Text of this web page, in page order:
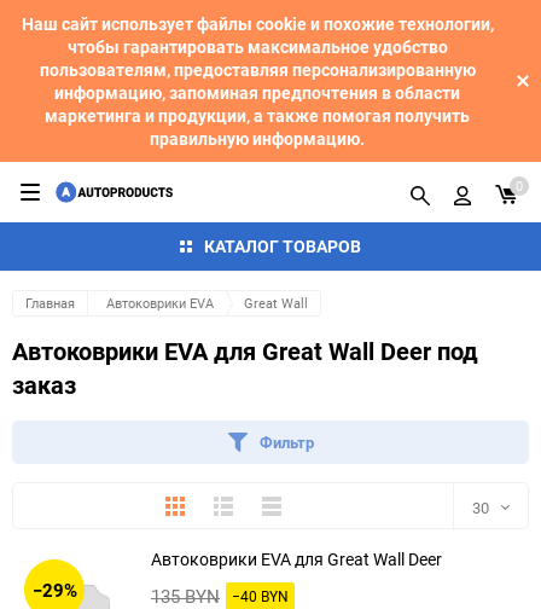
Наш сайт использует файлы cookie и похожие технологии,
чтобы гарантировать максимальное удобство
пользователям, предоставляя персонализированную
информацию, запоминая предпочтения в области
маркетинга и продукции, а также помогая получить
правильную информацию.
КАТАЛОГ ТОВАРОВ
0
Главная Автоковрики EVA Great Wall
Автоковрики EVA для Great Wall Deer под
заказ
Фильтр
ПлиткаПодробноКомпактно 30
−29%
Автоковрики EVA для Great Wall Deer
135 BYN −40 BYN